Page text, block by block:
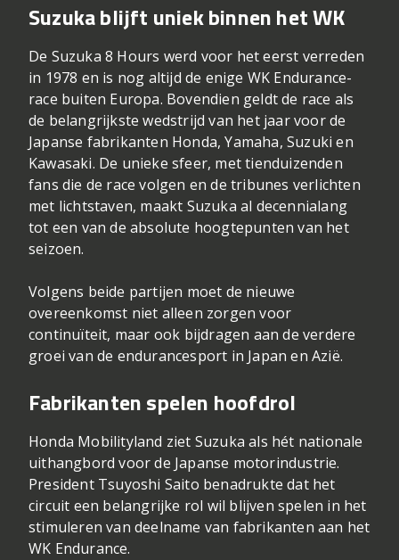
Suzuka blijft uniek binnen het WK
De Suzuka 8 Hours werd voor het eerst verreden
in 1978 en is nog altijd de enige WK Endurance-
race buiten Europa. Bovendien geldt de race als
de belangrijkste wedstrijd van het jaar voor de
Japanse fabrikanten Honda, Yamaha, Suzuki en
Kawasaki. De unieke sfeer, met tienduizenden
fans die de race volgen en de tribunes verlichten
met lichtstaven, maakt Suzuka al decennialang
tot een van de absolute hoogtepunten van het
seizoen.
Volgens beide partijen moet de nieuwe
overeenkomst niet alleen zorgen voor
continuïteit, maar ook bijdragen aan de verdere
groei van de endurancesport in Japan en Azië.
Fabrikanten spelen hoofdrol
Honda Mobilityland ziet Suzuka als hét nationale
uithangbord voor de Japanse motorindustrie.
President Tsuyoshi Saito benadrukte dat het
circuit een belangrijke rol wil blijven spelen in het
stimuleren van deelname van fabrikanten aan het
WK Endurance.